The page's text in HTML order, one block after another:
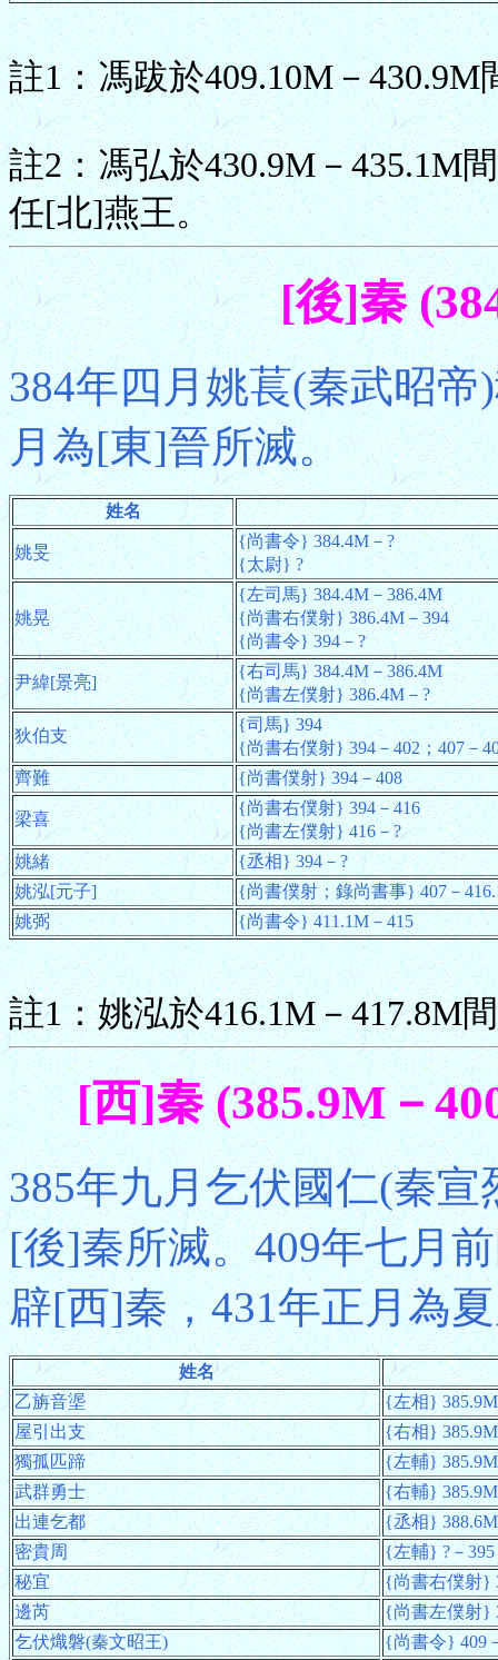
註1：馮跋於409.10M－
註2：馮弘於430.9M－435.1M
任[北]燕王。
[後]秦
384年四月姚萇(秦武昭
月為[東]晉所滅。
姓名
姚旻
{尚書令} 384.4M－?
{太尉} ?
姚晃
{左司馬} 384.4M－386.4M
{尚書右僕射} 386.4M－394
{尚書令} 394－?
尹緯[景亮]
{右司馬} 384.4M－386.4M
{尚書左僕射} 386.4M－?
狄伯支
{司馬} 394
{尚書右僕射} 394－402；407－
齊難
{尚書僕射} 394－408
梁喜
{尚書右僕射} 394－416
{尚書左僕射} 416－?
姚緒
{丞相} 394－?
姚泓[元子]
{尚書僕射；錄尚書事} 407－
姚弼
{尚書令} 411.1M－415
註1：姚泓於416.1M－417.8M
[西]秦 (385.9M－
385年九月乞伏國仁(秦
[後]秦所滅。409年七月
辟[西]秦，431年正月為
姓名
乙旃音埿
{左相}
屋引出支
{右相}
獨孤匹蹄
{左輔}
武群勇士
{右輔}
出連乞都
{丞相}
密貴周
{左輔} ?－395
秘宜
{尚書右僕射}
邊芮
{尚書左僕射}
乞伏熾磐(秦文昭王)
{尚書令} 409